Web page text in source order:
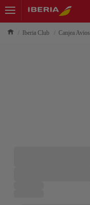
Iberia Club Canjea Avios